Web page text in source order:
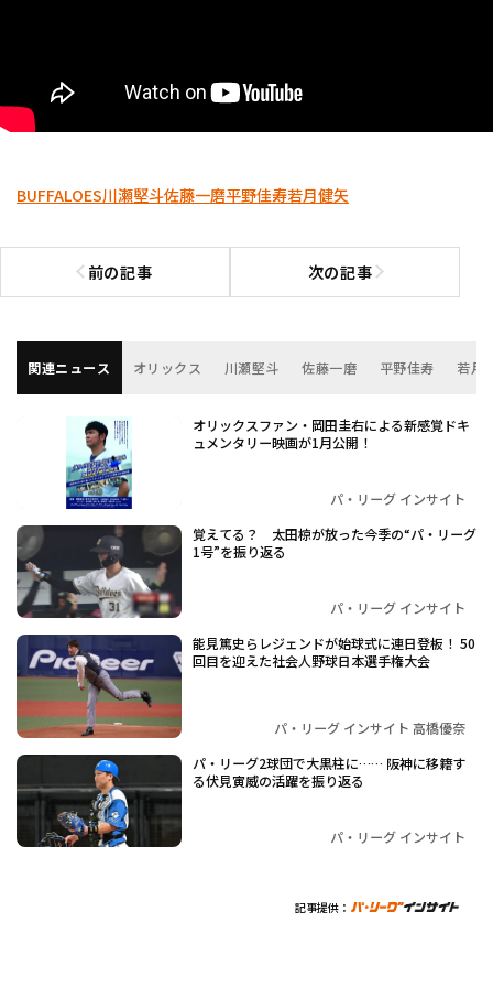
BUFFALOES川瀬堅斗佐藤一磨平野佳寿若月健矢
前の記事
前の記事へ 次の記事次の記事へ
関連ニュース オリックス 川瀬堅斗 佐藤一磨 平野佳寿 若月
オリックスファン・岡田圭右による新感覚ドキ
ュメンタリー映画が1月公開！
パ・リーグ インサイト
覚えてる？ 太田椋が放った今季の“パ・リーグ
1号”を振り返る
パ・リーグ インサイト
能見篤史らレジェンドが始球式に連日登板！ 50
回目を迎えた社会人野球日本選手権大会
パ・リーグ インサイト 高橋優奈
パ・リーグ2球団で大黒柱に…… 阪神に移籍す
る伏見寅威の活躍を振り返る
パ・リーグ インサイト
記事提供：